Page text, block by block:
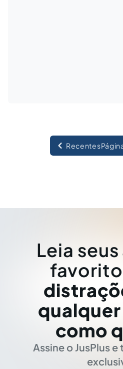
Recentes
Leia
como
Assine o JusPlus